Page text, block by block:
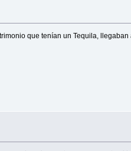
que tenían un Tequila, llegaban